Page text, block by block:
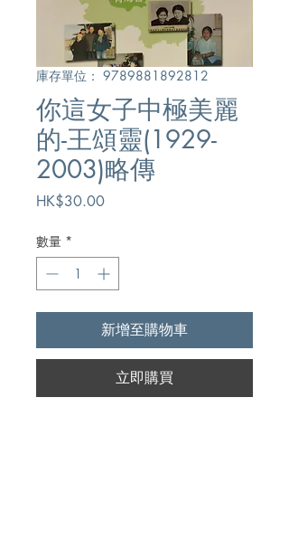
庫存單位： 9789881892812
你這女子中極美麗
的-王頌靈(1929-
2003)略傳
HK$30.00價
數量 *
新增至購物車
立即購買